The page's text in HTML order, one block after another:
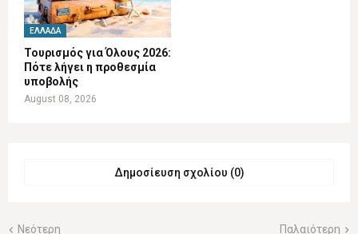
ΕΛΛΆΔΑ
Τουρισμός για Όλους 2026:
Πότε λήγει η προθεσμία
υποβολής
August 08, 2026
Δημοσίευση σχολίου (0)
Νεότερη Παλαιότερη